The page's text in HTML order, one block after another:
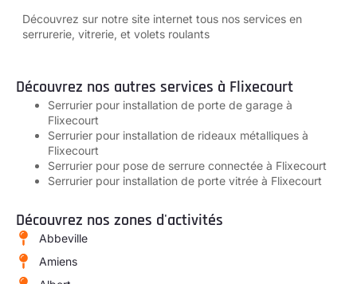
Découvrez sur notre site internet tous nos services en
serrurerie, vitrerie, et volets roulants
Découvrez nos autres services à Flixecourt
Serrurier pour installation de porte de garage à
Flixecourt
Serrurier pour installation de rideaux métalliques à
Flixecourt
Serrurier pour pose de serrure connectée à Flixecourt
Serrurier pour installation de porte vitrée à Flixecourt
Découvrez nos zones d'activités
Abbeville
Amiens